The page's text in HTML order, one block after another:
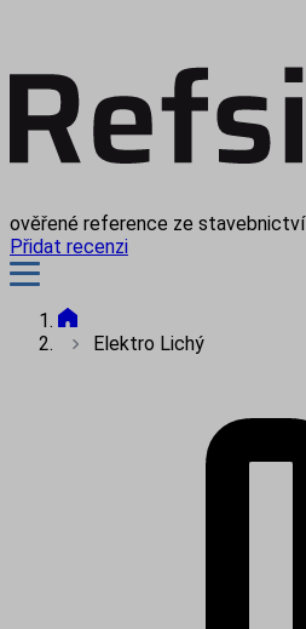
ověřené reference ze stavebnictví
Přidat recenzi
Elektro Lichý